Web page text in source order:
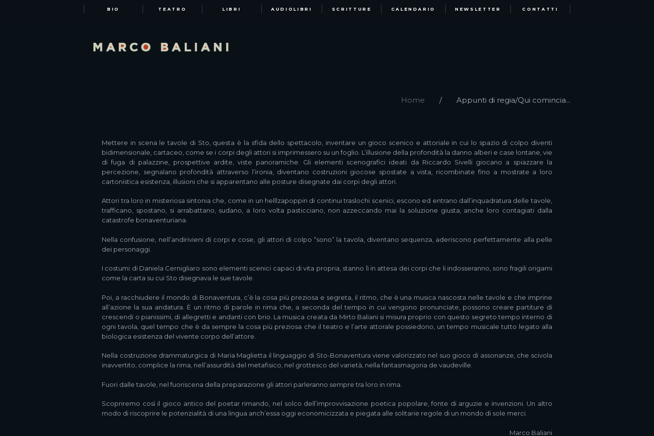
BIO TEATRO LIBRI AUDIOLIBRI SCRITTURE CALENDARIO NEWSLETTER CONTATTI
Home Appunti di regia/Qui comincia...
Mettere in scena le tavole di Sto, questa è la sfida dello spettacolo, inventare un gioco scenico e attoriale in cui lo spazio di colpo diventi
bidimensionale, cartaceo, come se i corpi degli attori si imprimessero su un foglio. L’illusione della profondità la danno alberi e case lontane, vie
di fuga di palazzine, prospettive ardite, viste panoramiche. Gli elementi scenografici ideati da Riccardo Sivelli giocano a spiazzare la
percezione, segnalano profondità attraverso l’ironia, diventano costruzioni giocose spostate a vista, ricombinate fino a mostrate a loro
cartonistica esistenza, illusioni che si apparentano alle posture disegnate dai corpi degli attori.
Attori tra loro in misteriosa sintonia che, come in un helllzapoppin di continui traslochi scenici, escono ed entrano dall’inquadratura delle tavole,
trafficano, spostano, si arrabattano, sudano, a loro volta pasticciano, non azzeccando mai la soluzione giusta, anche loro contagiati dalla
catastrofe bonaventuriana.
Nella confusione, nell’andirivieni di corpi e cose, gli attori di colpo “sono” la tavola, diventano sequenza, aderiscono perfettamente alla pelle
dei personaggi.
I costumi di Daniela Cernigliaro sono elementi scenici capaci di vita propria, stanno lì in attesa dei corpi che li indosseranno, sono fragili origami
come la carta su cui Sto disegnava le sue tavole.
Poi, a racchiudere il mondo di Bonaventura, c’è la cosa più preziosa e segreta, il ritmo, che è una musica nascosta nelle tavole e che imprine
all’azione la sua andatura. È un ritmo di parole in rima che, a seconda del tempo in cui vengono pronunciate, possono creare partiture di
crescendi o pianissimi, di allegretti e andanti con brio. La musica creata da Mirto Baliani si misura proprio con questo segreto tempo interno di
ogni tavola, quel tempo che è da sempre la cosa più preziosa che il teatro e l’arte attorale possiedono, un tempo musicale tutto legato alla
biologica esistenza del vivente corpo dell’attore.
Nella costruzione drammaturgica di Maria Maglietta il linguaggio di Sto-Bonaventura viene valorizzato nel suo gioco di assonanze, che scivola
inavvertito, complice la rima, nell’assurdità del metafisico, nel grottesco del varietà, nella fantasmagoria de vaudeville.
Fuori dalle tavole, nel fuoriscena della preparazione gli attori parleranno sempre tra loro in rima.
Scopriremo così il gioco antico del poetar rimando, nel solco dell’improvvisazione poetica popolare, fonte di arguzie e invenzioni. Un altro
modo di riscoprire le potenzialità di una lingua anch’essa oggi economicizzata e piegata alle solitarie regole di un mondo di sole merci.
Marco Baliani